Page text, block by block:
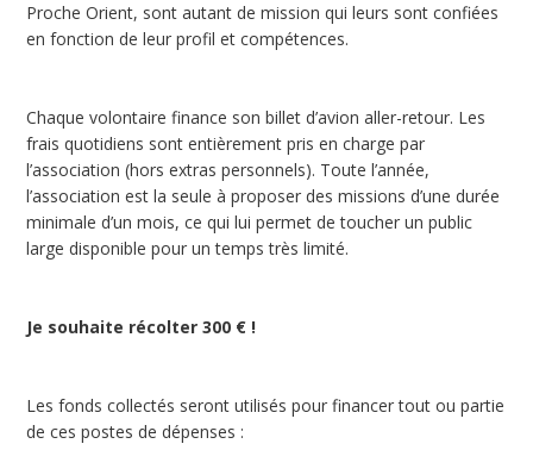
Proche Orient, sont autant de mission qui leurs sont confiées
en fonction de leur profil et compétences.
Chaque volontaire finance son billet d’avion aller-retour. Les
frais quotidiens sont entièrement pris en charge par
l’association (hors extras personnels). Toute l’année,
l’association est la seule à proposer des missions d’une durée
minimale d’un mois, ce qui lui permet de toucher un public
large disponible pour un temps très limité.
Je souhaite récolter 300 € !
Les fonds collectés seront utilisés pour financer tout ou partie
de ces postes de dépenses :